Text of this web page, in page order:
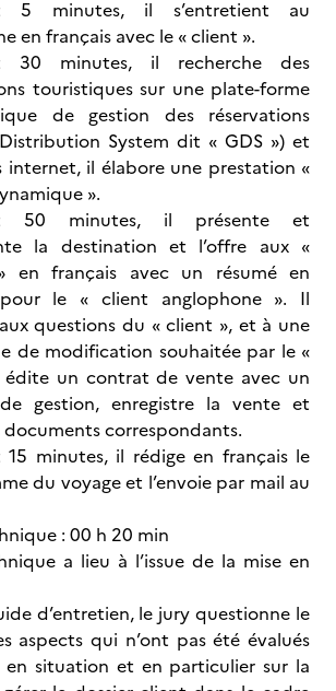
5 minutes, il s’entretient au
en français avec le « client ».
30 minutes, il recherche des
touristiques sur une plate-forme
de gestion des réservations
System dit « GDS ») et
internet, il élabore une prestation «
».
50 minutes, il présente et
la destination et l’offre aux «
en français avec un résumé en
pour le « client anglophone ». Il
questions du « client », et à une
de modification souhaitée par le «
édite un contrat de vente avec un
gestion, enregistre la vente et
documents correspondants.
15 minutes, il rédige en français le
du voyage et l’envoie par mail au
: 00 h 20 min
a lieu à l’issue de la mise en
d’entretien, le jury questionne le
aspects qui n’ont pas été évalués
en situation et en particulier sur la